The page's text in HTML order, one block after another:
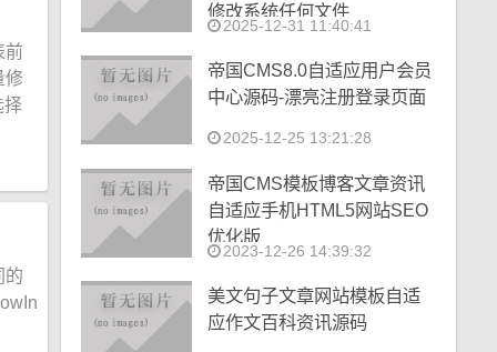
前
修
择
的
修改系统任何文件
2025-12-31 11:40:41
帝国CMS8.0自适应用户会员
中心源码-漂亮注册登录页面
2025-12-25 13:21:28
帝国CMS模板博客文章资讯
自适应手机HTML5网站SEO
优化版
2023-12-26 14:39:32
美文句子文章网站模板自适
应作文百科资讯源码